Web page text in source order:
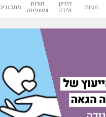
זוגיות
היריון
ולידה
הורות
ומשפחה